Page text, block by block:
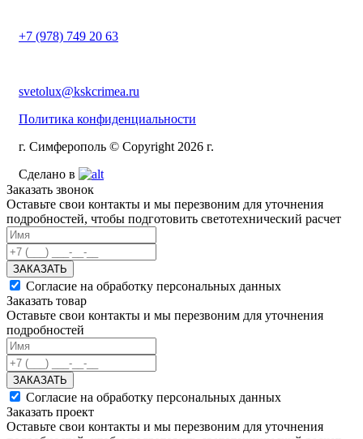
+7 (978) 749 20 63
svetolux@kskcrimea.ru
Политика конфиденциальности
г. Симферополь © Copyright 2026 г.
Сделано в
Заказать звонок
Оставьте свои контакты и мы перезвоним для уточнения
подробностей, чтобы подготовить светотехнический расчет
ЗАКАЗАТЬ
Согласие на обработку персональных данных
Заказать товар
Оставьте свои контакты и мы перезвоним для уточнения
подробностей
ЗАКАЗАТЬ
Согласие на обработку персональных данных
Заказать проект
Оставьте свои контакты и мы перезвоним для уточнения